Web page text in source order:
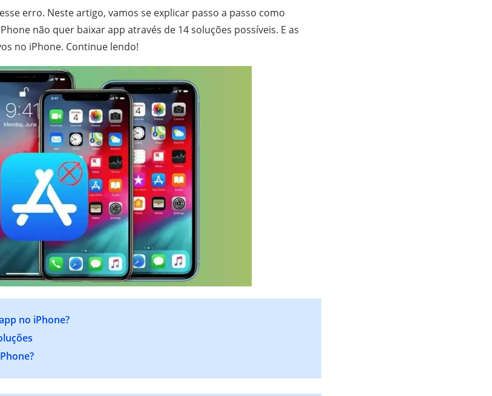
erro. Neste artigo, vamos se explicar passo a passo como
não quer baixar app através de 14 soluções possíveis. E as
no iPhone. Continue lendo!
no iPhone?